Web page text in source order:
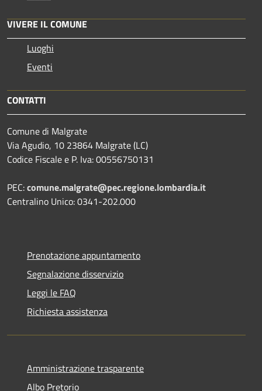
VIVERE IL COMUNE
Luoghi
Eventi
CONTATTI
Comune di Malgrate
Via Agudio, 10 23864 Malgrate (LC)
Codice Fiscale e P. Iva: 00556750131
PEC:comune.malgrate@pec.regione.lombardia.it
Centralino Unico: 0341-202.000
Prenotazione appuntamento
Segnalazione disservizio
Leggi le FAQ
Richiesta assistenza
Amministrazione trasparente
Albo Pretorio